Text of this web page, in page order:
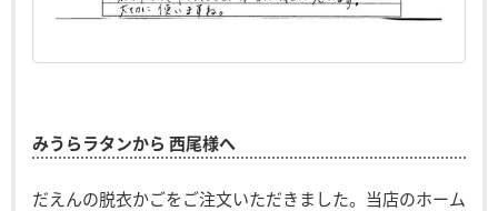
みうらラタンから 西尾様へ
だえんの脱衣かごをご注文いただきました。当店のホーム